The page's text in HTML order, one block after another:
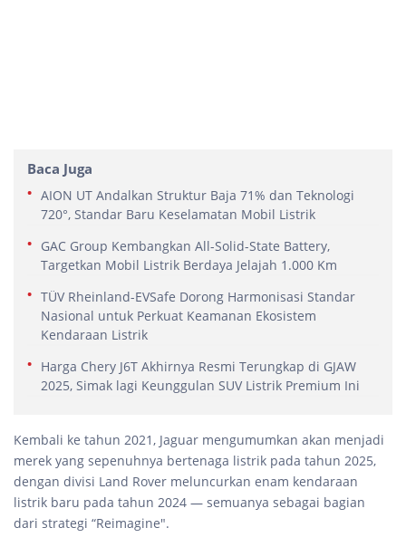
Baca Juga
AION UT Andalkan Struktur Baja 71% dan Teknologi
720°, Standar Baru Keselamatan Mobil Listrik
GAC Group Kembangkan All-Solid-State Battery,
Targetkan Mobil Listrik Berdaya Jelajah 1.000 Km
TÜV Rheinland-EVSafe Dorong Harmonisasi Standar
Nasional untuk Perkuat Keamanan Ekosistem
Kendaraan Listrik
Harga Chery J6T Akhirnya Resmi Terungkap di GJAW
2025, Simak lagi Keunggulan SUV Listrik Premium Ini
Kembali ke tahun 2021, Jaguar mengumumkan akan menjadi
merek yang sepenuhnya bertenaga listrik pada tahun 2025,
dengan divisi Land Rover meluncurkan enam kendaraan
listrik baru pada tahun 2024 — semuanya sebagai bagian
dari strategi “Reimagine".